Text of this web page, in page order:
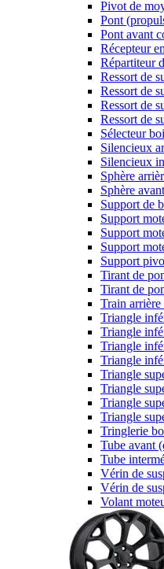
Pivot de
Pont
Pont avant
Récepteur
Répartiteur
Ressort de
Ressort de
Ressort de
Ressort de
Sélecteur
Silencieux
Silencieux
Sphère
Sphère avant
Support de
Support
Support
Support
Support
Tirant de
Tirant de
Train
Triangle
Triangle
Triangle
Triangle
Triangle
Triangle
Triangle
Triangle
Tringlerie
Tube avant
Tube
Vérin de
Vérin de
Volant